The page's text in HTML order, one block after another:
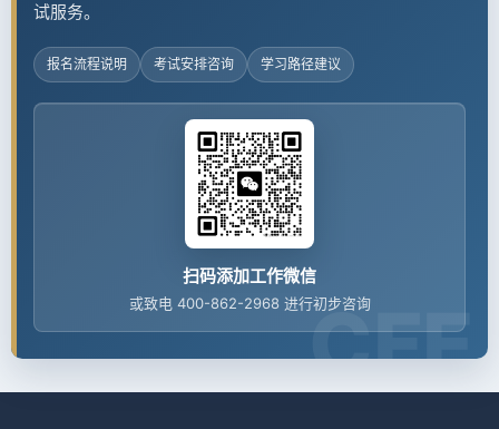
试服务。
报名流程说明 考试安排咨询 学习路径建议
扫码添加工作微信
或致电 400-862-2968 进行初步咨询